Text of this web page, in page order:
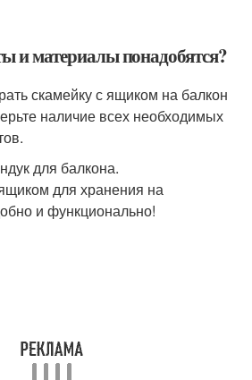
и материалы понадобятся?
скамейку с ящиком на балкон
наличие всех необходимых